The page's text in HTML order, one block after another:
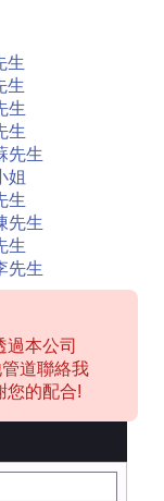
生
生
生
生
先生
姐
生
先生
生
先生
本公司
道聯絡我
您的配合!